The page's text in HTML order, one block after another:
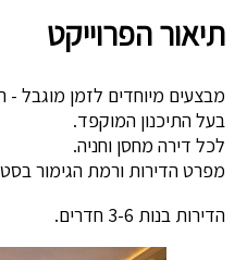
תיאור הפרוייקט
מבצעים מיוחדים לזמן מוגבל -
בעל התיכנון המוקפד.
לכל דירה מחסן וחניה.
מפרט הדירות ורמת הגימור
הדירות בנות 3-6 חדרים.